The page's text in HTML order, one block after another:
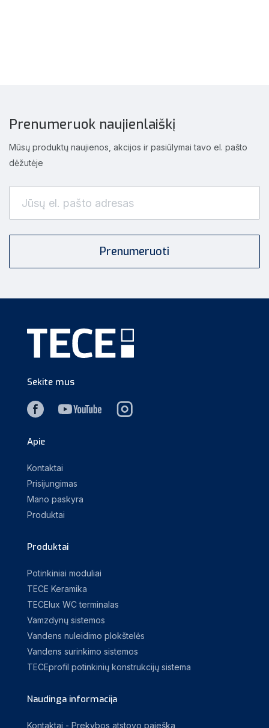
Prenumeruok naujienlaiškį
Mūsų produktų naujienos, akcijos ir pasiūlymai tavo el. pašto
dėžutėje
Sekite mus
Apie
Kontaktai
Prisijungimas
Mano paskyra
Produktai
Produktai
Potinkiniai moduliai
TECE Keramika
TECElux WC terminalas
Vamzdynų sistemos
Vandens nuleidimo plokštelės
Vandens surinkimo sistemos
TECEprofil potinkinių konstrukcijų sistema
Naudinga informacija
Kontaktai - Prekybos atstovo paieška